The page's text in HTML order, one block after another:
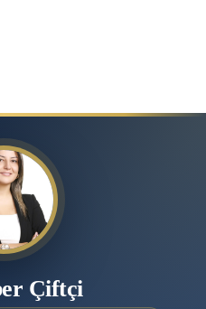
Çiftçi